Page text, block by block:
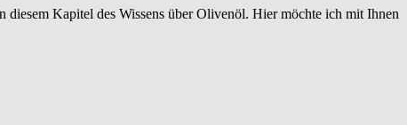
Kapitel des Wissens über Olivenöl. Hier möchte ich mit Ihnen